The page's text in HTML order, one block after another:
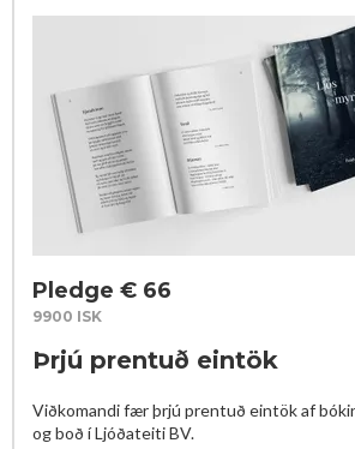
Pledge € 66
9900 ISK
Þrjú prentuð eintök
Viðkomandi fær þrjú prentuð eintök af
og boð í Ljóðateiti BV.